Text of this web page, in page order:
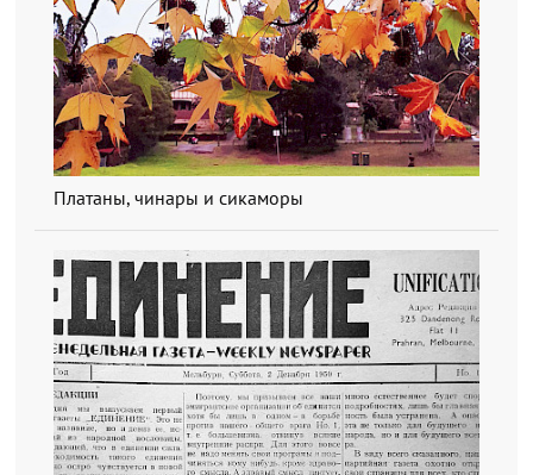
Платаны, чинары и сикаморы